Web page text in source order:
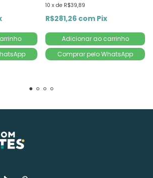
10 x de R$39,89
R$281,26 com Pix
Comprar pelo WhatsApp